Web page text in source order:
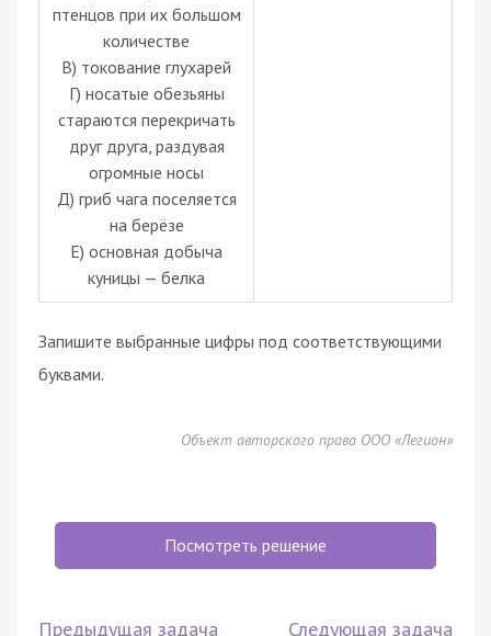
птенцов при их большом
количестве
В) токование глухарей
Г) носатые обезьяны
стараются перекричать
друг друга, раздувая
огромные носы
Д) гриб чага поселяется
на берёзе
Е) основная добыча
куницы — белка
Запишите выбранные цифры под соответствующими
буквами.
Объект авторского права ООО «Легион»
Посмотреть решение
Предыдущая задача Следующая задача